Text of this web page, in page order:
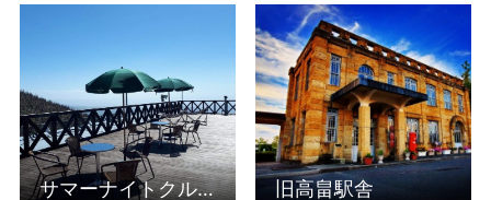
ス＆百万人テラス開…
の詳細はこちら
サマーナイトクルージング・絶景の蔵王テラス＆百万人テラス開…
旧高畠駅舎 の詳細はこ
ちら
旧高畠駅舎